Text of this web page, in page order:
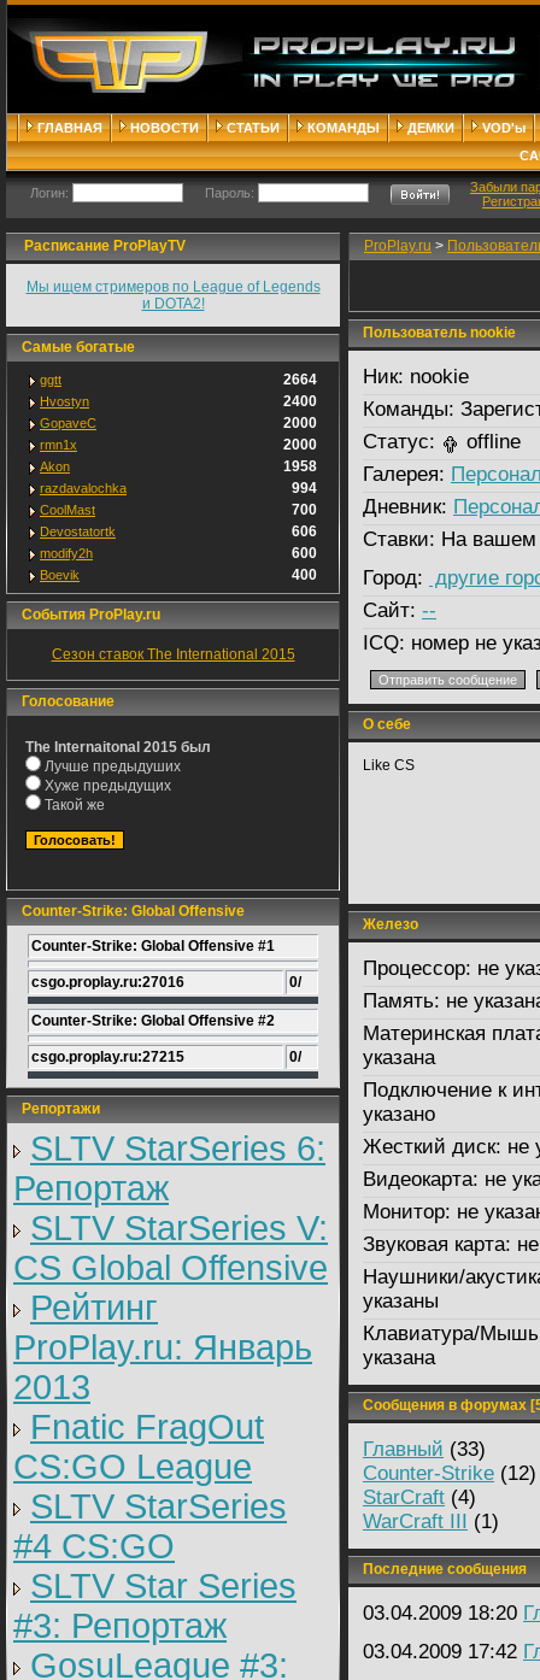
ГЛАВНАЯ НОВОСТИ СТАТЬИ КОМАНДЫ ДЕМКИ
VOD'ы
Логин: Пароль:
Забыли
Расписание ProPlayTV
Мы ищем стримеров по League of Legends
и DOTA2!
Самые богатые
ggtt 2664
Hvostyn 2400
GopaveC 2000
rmn1x 2000
Akon 1958
razdavalochka 994
CoolMast 700
Devostatortk 606
modify2h 600
Boevik 400
События ProPlay.ru
Сезон ставок The International 2015
Голосование
The Internaitonal 2015 был
Лучше предыдуших
Хуже предыдущих
Такой же
Counter-Strike: Global Offensive
Counter-Strike: Global Offensive #1
csgo.proplay.ru:27016 0/
Counter-Strike: Global Offensive #2
csgo.proplay.ru:27215 0/
Репортажи
SLTV StarSeries 6:
Репортаж
SLTV StarSeries V:
CS Global Offensive
Рейтинг
ProPlay.ru: Январь
2013
Fnatic FragOut
CS:GO League
SLTV StarSeries
#4 CS:GO
SLTV Star Series
#3: Репортаж
GosuLeague #3:
ProPlay.ru >
Пользователь nookie
Ник: nookie
Команды:
Статус:
offline
Галерея:
Дневник:
Ставки: На вашем
Город: другие
Сайт: --
ICQ: номер не
О себе
Like CS
Железо
Процессор: не
Память: не
Материнская
указана
Подключение к
указано
Жесткий диск: не
Видеокарта: не
Монитор: не
Звуковая карта:
Наушники/
указаны
Клавиатура/
указана
Сообщения в форумах
Главный (33)
Counter-Strike (12)
StarCraft (4)
WarCraft III (1)
Последние сообщения
03.04.2009 18:20
03.04.2009 17:42